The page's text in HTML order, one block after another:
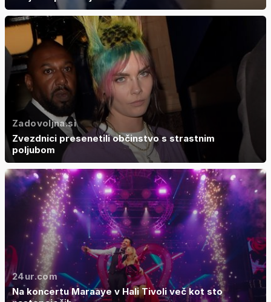
Zadovoljna.si
Zvezdnici presenetili občinstvo s strastnim
poljubom
24ur.com
Na koncertu Maraaye v Hali Tivoli več kot sto